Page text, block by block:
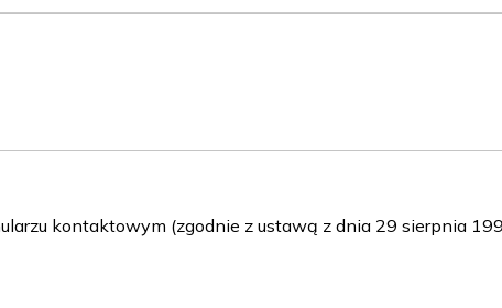
kontaktowym (zgodnie z ustawą z dnia 29 sierpnia